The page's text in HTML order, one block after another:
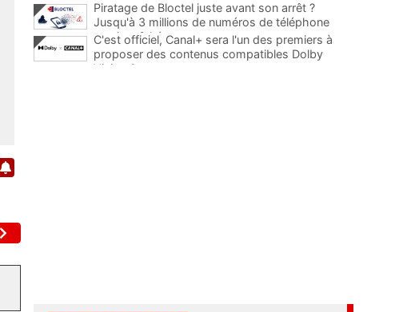
Piratage de Bloctel juste avant son arrêt ?
Jusqu'à 3 millions de numéros de téléphone
auraient fuité
C'est officiel, Canal+ sera l'un des premiers à
proposer des contenus compatibles Dolby
Vision 2